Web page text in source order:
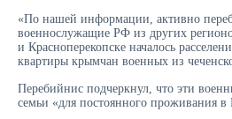
«По нашей информации, активно
военнослужащие РФ из других
и Красноперекопске началось
квартиры крымчан военных из
Перебийнис подчеркнул, что эти
семьи «для постоянного проживания в